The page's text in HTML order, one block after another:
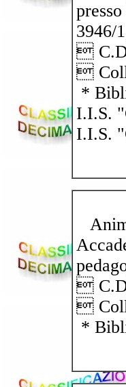
3946/


*
I.I.S.
I.I.S.


*